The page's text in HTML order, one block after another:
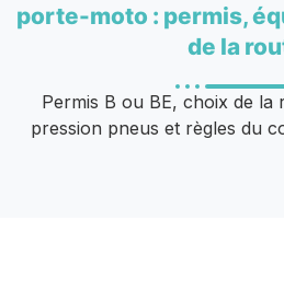
porte-moto : permis,
de la
Permis B ou BE, choix de la
pression pneus et règles du